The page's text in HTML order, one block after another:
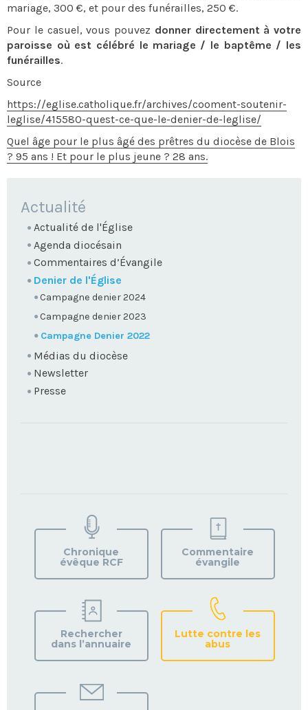
mariage, 300 €, et pour des funérailles, 250 €.
Pour le casuel, vous pouvez donner directement à votre
paroisse où est célébré le mariage / le baptême / les
funérailles.
Source
https://eglise.catholique.fr/archives/cooment-soutenir-
leglise/415580-quest-ce-que-le-denier-de-leglise/
Quel âge pour le plus âgé des prêtres du diocèse de Blois
? 95 ans ! Et pour le plus jeune ? 28 ans.
NAVIGATION
Actualité
Actualité de l'Église
Agenda diocésain
Commentaires d’Évangile
Denier de l'Église
Campagne denier 2024
Campagne denier 2023
Campagne Denier 2022
Médias du diocèse
Newsletter
Presse
VOTRE
PAROISSE
Chronique
évêque RCF
Commentaire
évangile
Rechercher
dans l’annuaire
Lutte contre les
abus